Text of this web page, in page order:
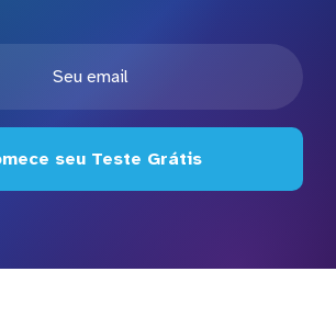
seu Teste Grátis